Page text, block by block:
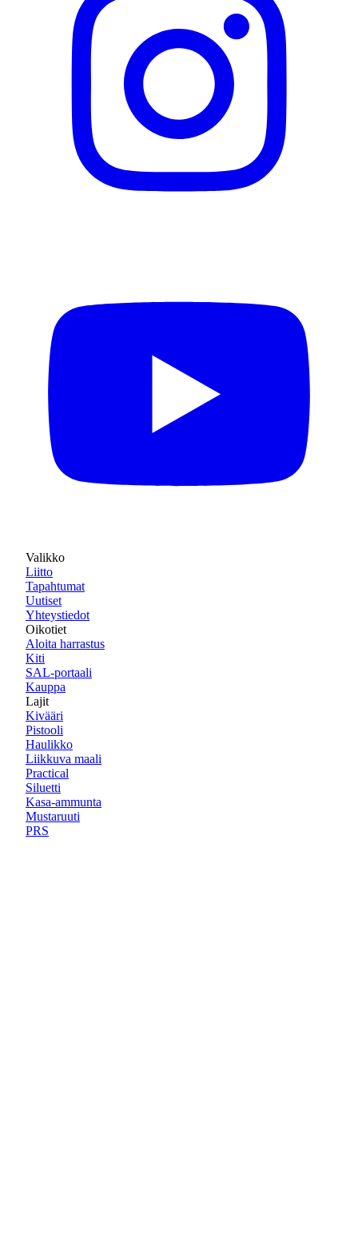
Valikko
Liitto
Tapahtumat
Uutiset
Yhteystiedot
Oikotiet
Aloita harrastus
Kiti
SAL-portaali
Kauppa
Lajit
Kivääri
Pistooli
Haulikko
Liikkuva maali
Practical
Siluetti
Kasa-ammunta
Mustaruuti
PRS